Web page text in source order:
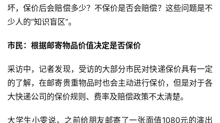
坏，保价后会赔偿多少？不保价是否会赔偿？这些问题是不
少人的“知识盲区”。
市民：根据邮寄物品价值决定是否保价
采访中，记者发现，受访的大部分市民对快递保价具有一定
的了解，在邮寄贵重物品时也会主动进行保价，但是对于各
大快递公司的保价规则、费率及赔偿政策不太清楚。
大学生小雯说，之前给朋友邮寄了一张面值1080元的演出